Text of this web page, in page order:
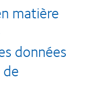
matière
données